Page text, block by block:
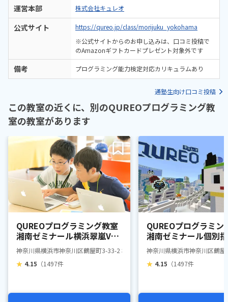
運営本部 株式会社キュレオ
公式サイト
https://qureo.jp/class/morijuku_yokohama
※公式サイトからのお申し込みは、口コミ投稿で
のAmazonギフトカードプレゼント対象外です
備考 プログラミング能力検定対応カリキュラムあり
通塾生向け口コミ投稿
この教室の近くに、別のQUREOプログラミング教
室の教室があります
QUREOプログラミング教室
湘南ゼミナール横浜翠嵐Vコ
ース横浜校
神奈川県横浜市神奈川区鶴屋町3-33-2 横浜鶴屋町ビル 4F
★ 4.15 （1497件
QUREOプログラミン
湘南ゼミナール個別
ス横浜校
神奈川県横浜市神奈川区鶴
★ 4.15 （1497件